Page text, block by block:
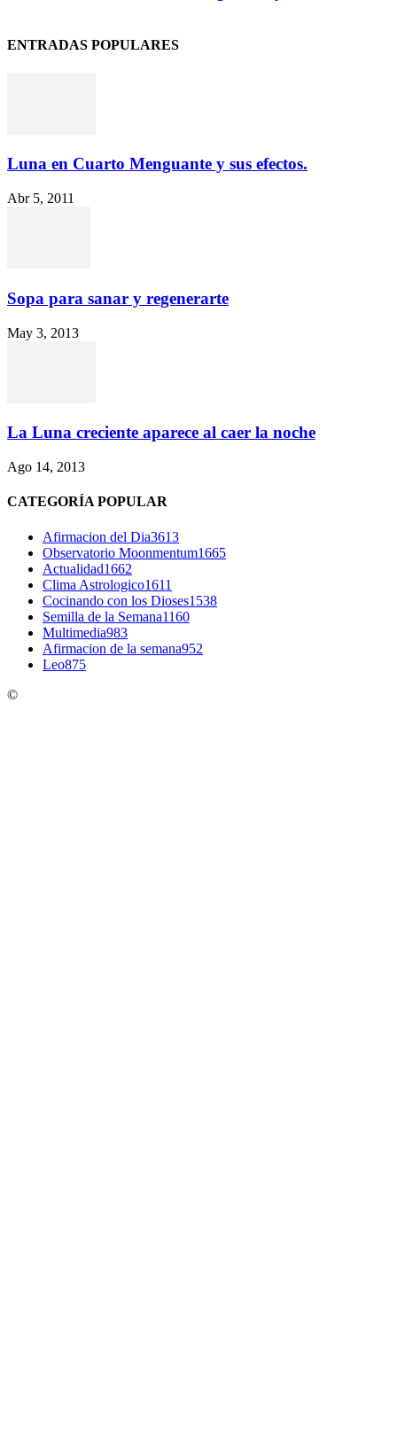
ENTRADAS POPULARES
Luna en Cuarto Menguante y sus efectos.
Abr 5, 2011
Sopa para sanar y regenerarte
May 3, 2013
La Luna creciente aparece al caer la noche
Ago 14, 2013
CATEGORÍA POPULAR
Afirmacion del Dia3613
Observatorio Moonmentum1665
Actualidad1662
Clima Astrologico1611
Cocinando con los Dioses1538
Semilla de la Semana1160
Multimedia983
Afirmacion de la semana952
Leo875
©